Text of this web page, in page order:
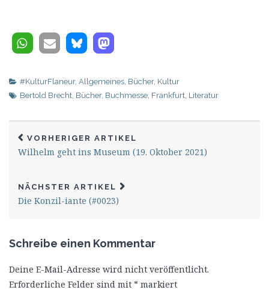
#KulturFlaneur, Allgemeines Bücher, Kultur
Bertold Brecht Bücher, Buchmesse Frankfurt Literatur
VORHERIGER ARTIKEL
Wilhelm geht ins Museum (19. Oktober 2021)
NÄCHSTER ARTIKEL
Die Konzil-iante (#0023)
Schreibe einen Kommentar
Deine E-Mail-Adresse wird nicht veröffentlicht.
Erforderliche Felder sind mit * markiert